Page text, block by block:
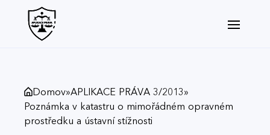
Domov»APLIKACE PRÁVA 3/2013»
Poznámka v katastru o mimořádném opravném
prostředku a ústavní stížnosti